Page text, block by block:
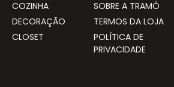
COZINHA
DECORAÇÃO
CLOSET
SOBRE A TRAMÔ
TERMOS DA LOJA
POLÍTICA DE
PRIVACIDADE